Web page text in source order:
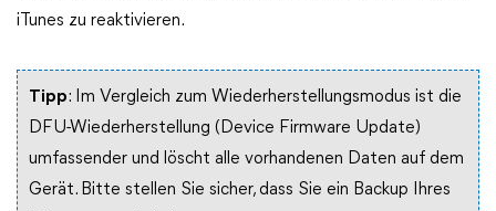
iTunes zu reaktivieren.
Tipp: Im Vergleich zum Wiederherstellungsmodus ist die
DFU-Wiederherstellung (Device Firmware Update)
umfassender und löscht alle vorhandenen Daten auf dem
Gerät. Bitte stellen Sie sicher, dass Sie ein Backup Ihres